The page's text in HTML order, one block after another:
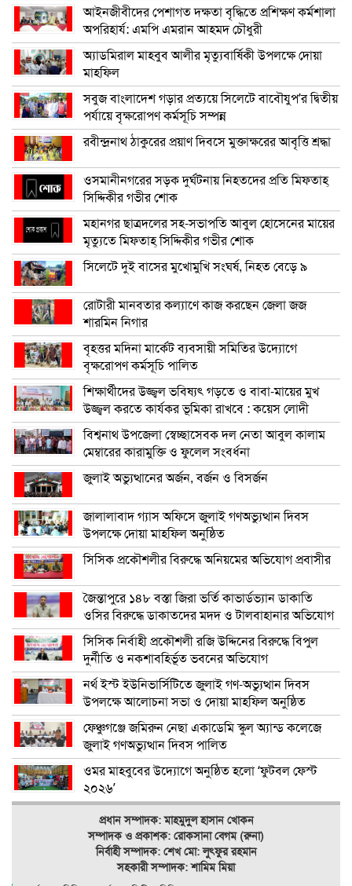
আইনজীবীদের পেশাগত দক্ষতা বৃদ্ধিতে প্রশিক্ষণ কর্মশালা
অপরিহার্য: এমপি এমরান আহমদ চৌধুরী
অ্যাডমিরাল মাহবুব আলীর মৃত্যুবার্ষিকী উপলক্ষে দোয়া
মাহফিল
সবুজ বাংলাদেশ গড়ার প্রত্যয়ে সিলেটে বাবৌযুপ’র দ্বিতীয়
পর্যায়ে বৃক্ষরোপণ কর্মসূচি সম্পন্ন
রবীন্দ্রনাথ ঠাকুরের প্রয়াণ দিবসে মুক্তাক্ষরের আবৃত্তি শ্রদ্ধা
ওসমানীনগরের সড়ক দুর্ঘটনায় নিহতদের প্রতি মিফতাহ্
সিদ্দিকীর গভীর শোক
মহানগর ছাত্রদলের সহ-সভাপতি আবুল হোসেনের মায়ের
মৃত্যুতে মিফতাহ্ সিদ্দিকীর গভীর শোক
সিলেটে দুই বাসের মুখোমুখি সংঘর্ষ, নিহত বেড়ে ৯
রোটারী মানবতার কল্যাণে কাজ করছেন জেলা জজ
শারমিন নিগার
বৃহত্তর মদিনা মার্কেট ব্যবসায়ী সমিতির উদ্যোগে
বৃক্ষরোপণ কর্মসূচি পালিত
শিক্ষার্থীদের উজ্জ্বল ভবিষ্যৎ গড়তে ও বাবা-মায়ের মুখ
উজ্জ্বল করতে কার্যকর ভূমিকা রাখবে : কয়েস লোদী
বিশ্বনাথ উপজেলা স্বেচ্ছাসেবক দল নেতা আবুল কালাম
মেম্বারের কারামুক্তি ও ফুলেল সংবর্ধনা
জুলাই অভ্যুত্থানের অর্জন, বর্জন ও বিসর্জন
জালালাবাদ গ্যাস অফিসে জুলাই গণঅভ্যুত্থান দিবস
উপলক্ষে দোয়া মাহফিল অনুষ্ঠিত
সিসিক প্রকৌশলীর বিরুদ্ধে অনিয়মের অভিযোগ প্রবাসীর
জৈন্তাপুরে ১৪৮ বস্তা জিরা ভর্তি কাভার্ডভ্যান ডাকাতি
ওসির বিরুদ্ধে ডাকাতদের মদদ ও টালবাহানার অভিযোগ
সিসিক নির্বাহী প্রকৌশলী রজি উদ্দিনের বিরুদ্ধে বিপুল
দুর্নীতি ও নকশাবহির্ভূত ভবনের অভিযোগ
নর্থ ইস্ট ইউনিভার্সিটিতে জুলাই গণ-অভ্যুত্থান দিবস
উপলক্ষে আলোচনা সভা ও দোয়া মাহফিল অনুষ্ঠিত
ফেঞ্চুগঞ্জে জমিরুন নেছা একাডেমি স্কুল অ্যান্ড কলেজে
জুলাই গণঅভ্যুত্থান দিবস পালিত
ওমর মাহবুবের উদ্যোগে অনুষ্ঠিত হলো ‘ফুটবল ফেস্ট
২০২৬’
প্রধান সম্পাদক: মাহমুদুল হাসান খোকন
সম্পাদক ও প্রকাশক: রোকসানা বেগম (রুনা)
নির্বাহী সম্পাদক: শেখ মো: লুৎফুর রহমান
সহকারী সম্পাদক: শামিম মিয়া